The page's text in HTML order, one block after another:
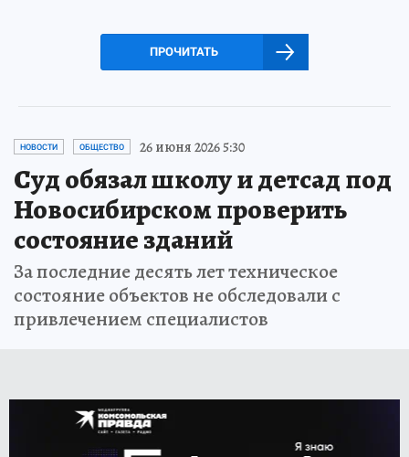
ПРОЧИТАТЬ
НОВОСТИ ОБЩЕСТВО 26 июня 2026 5:30
Суд обязал школу и детсад под
Новосибирском проверить
состояние зданий
За последние десять лет техническое
состояние объектов не обследовали с
привлечением специалистов